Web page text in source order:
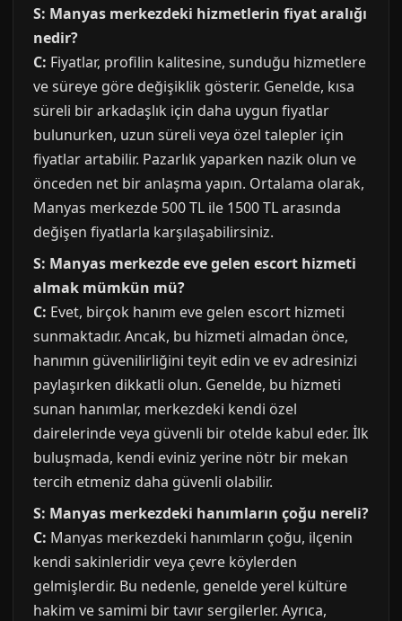
S: Manyas merkezdeki hizmetlerin fiyat aralığı
nedir?
C: Fiyatlar, profilin kalitesine, sunduğu hizmetlere
ve süreye göre değişiklik gösterir. Genelde, kısa
süreli bir arkadaşlık için daha uygun fiyatlar
bulunurken, uzun süreli veya özel talepler için
fiyatlar artabilir. Pazarlık yaparken nazik olun ve
önceden net bir anlaşma yapın. Ortalama olarak,
Manyas merkezde 500 TL ile 1500 TL arasında
değişen fiyatlarla karşılaşabilirsiniz.
S: Manyas merkezde eve gelen escort hizmeti
almak mümkün mü?
C: Evet, birçok hanım eve gelen escort hizmeti
sunmaktadır. Ancak, bu hizmeti almadan önce,
hanımın güvenilirliğini teyit edin ve ev adresinizi
paylaşırken dikkatli olun. Genelde, bu hizmeti
sunan hanımlar, merkezdeki kendi özel
dairelerinde veya güvenli bir otelde kabul eder. İlk
buluşmada, kendi eviniz yerine nötr bir mekan
tercih etmeniz daha güvenli olabilir.
S: Manyas merkezdeki hanımların çoğu nereli?
C: Manyas merkezdeki hanımların çoğu, ilçenin
kendi sakinleridir veya çevre köylerden
gelmişlerdir. Bu nedenle, genelde yerel kültüre
hakim ve samimi bir tavır sergilerler. Ayrıca,